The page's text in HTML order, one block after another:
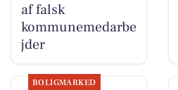
af falsk
kommunemedarbe
jder
BOLIGMARKED